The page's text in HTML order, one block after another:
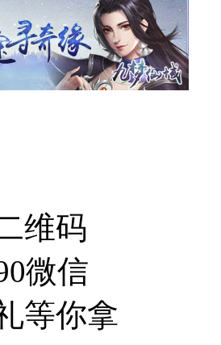
维码
微信
等你拿